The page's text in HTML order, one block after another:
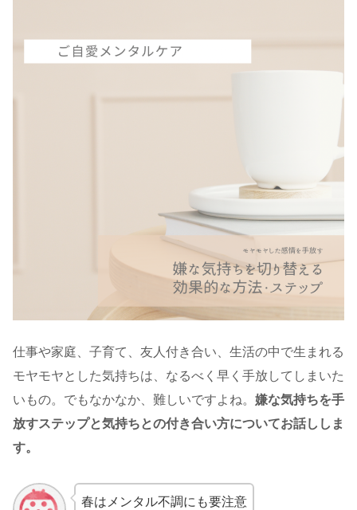
仕事や家庭、子育て、友人付き合い、生活の中で生まれる
モヤモヤとした気持ちは、なるべく早く手放してしまいた
いもの。でもなかなか、難しいですよね。 嫌な気持ちを手
放すステップと気持ちとの付き合い方についてお話ししま
す。
春はメンタル不調にも要注意